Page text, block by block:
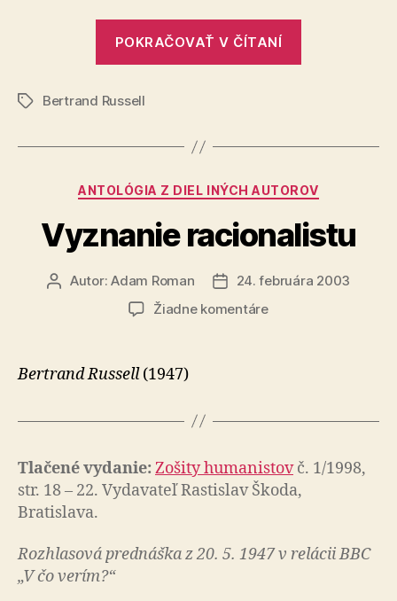
POKRAČOVAŤ V ČÍTANÍ
ZnačkyBertrand Russell
Kategórie
ANTOLÓGIA Z DIEL INÝCH AUTOROV
Vyznanie racionalistu
AutorAutor:Adam Roman
Dátum
článku
24. februára 2003
Žiadne komentárena
Bertrand Russell(1947)
Tlačené vydanie:Zošity humanistovč. 1/1998,
str. 18 – 22. Vydavateľ Rastislav Škoda,
Bratislava.
Rozhlasová prednáška z 20. 5. 1947 v relácii BBC
„V čo verím?“